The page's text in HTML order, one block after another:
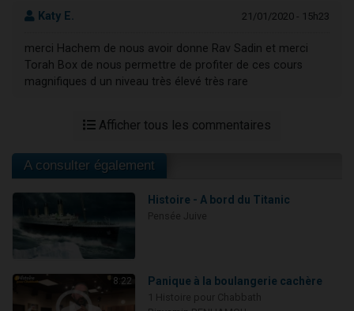
Katy E. 21/01/2020 - 15h23
merci Hachem de nous avoir donne Rav Sadin et merci
Torah Box de nous permettre de profiter de ces cours
magnifiques d un niveau très élevé très rare
Afficher tous les commentaires
A consulter également
Histoire - A bord du Titanic
8:22 Panique à la boulangerie cachère